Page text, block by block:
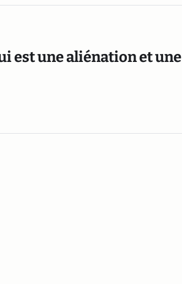
est une aliénation et une